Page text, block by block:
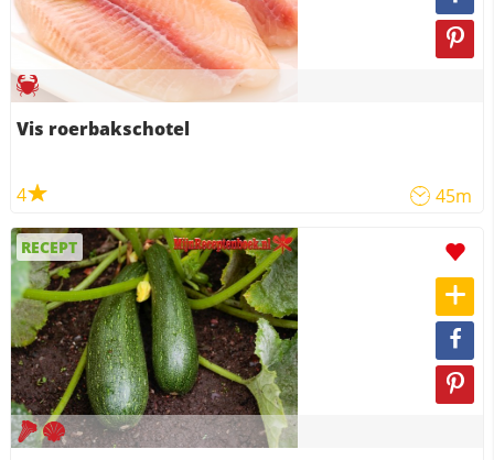
Vis roerbakschotel
4 45m
RECEPT